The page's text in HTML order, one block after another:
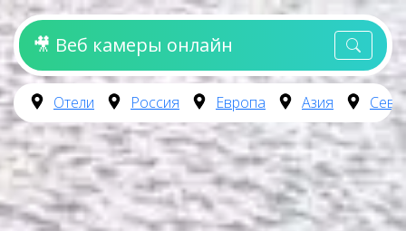
🎥 Веб камеры онлайн
Отели Россия Европа Азия